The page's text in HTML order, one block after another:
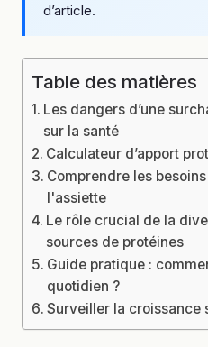
d’article.
Table des matières
Les dangers d’une
sur la santé
Calculateur d’apport
Comprendre les
l'assiette
Le rôle crucial de la
sources de protéines
Guide pratique :
quotidien ?
Surveiller la croissance